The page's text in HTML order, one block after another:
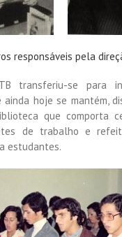
responsáveis pela
transferiu-se para
ainda hoje se mantém,
que comporta
de trabalho e
estudantes.